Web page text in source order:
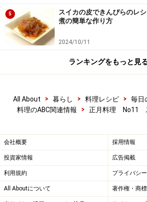
5
スイカの皮できんぴらのレ
煮の簡単な作り方
2024/10/11
ランキングをもっと見
All About > 暮らし > 料理レシピ > 毎日
料理のABC関連情報
> 正月料理 No11
会社概要 採用情報
投資家情報 広告掲載
利用規約 プライバシ
All Aboutについて 著作権・商